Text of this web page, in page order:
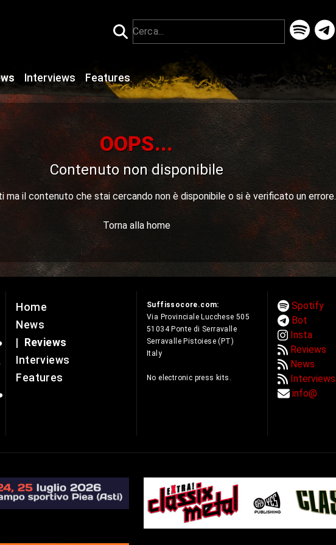
Interviews Features
OOPS...
Contenuto non disponibile
ma il contenuto che stai cercando non è disponibile o si è verificato un errore.
Torna alla home
Home
News
Reviews
Interviews
Features
Suffissocore.com:
Via Provinciale Lucchese 505
51034 Ponte di Serravalle
Serravalle Pistoiese (PT)
Italy
No electronic press kits.
Spotify
Bot
Insta
Reviews
News
Interviews
info@